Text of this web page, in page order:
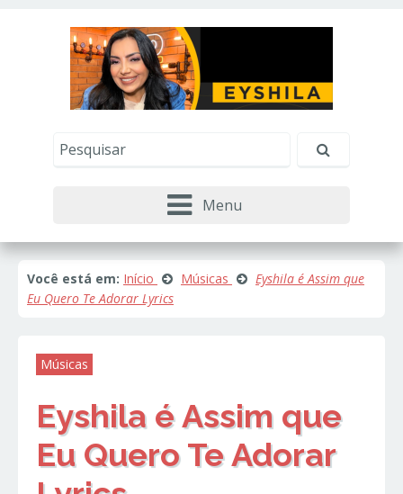
Menu
Você está em: Início Músicas
Eyshila é Assim que
Eu Quero Te Adorar Lyrics
Músicas
Eyshila é Assim que
Eu Quero Te Adorar
para lembrar e entender como você usa nosso
site, analisar seu uso de nossos produtos e
serviços, ajudar com nossos esforços de
marketing e fornecer conteúdo de terceiros. Leia
Política de Cookies e Privacidade.